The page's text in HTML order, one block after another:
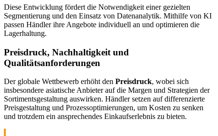
Diese Entwicklung fördert die Notwendigkeit einer gezielten
Segmentierung und den Einsatz von Datenanalytik. Mithilfe von KI
passen Händler ihre Angebote individuell an und optimieren die
Lagerhaltung.
Preisdruck, Nachhaltigkeit und
Qualitätsanforderungen
Der globale Wettbewerb erhöht den Preisdruck, wobei sich
insbesondere asiatische Anbieter auf die Margen und Strategien der
Sortimentsgestaltung auswirken. Händler setzen auf differenzierte
Preisgestaltung und Prozessoptimierungen, um Kosten zu senken
und trotzdem ein ansprechendes Einkaufserlebnis zu bieten.